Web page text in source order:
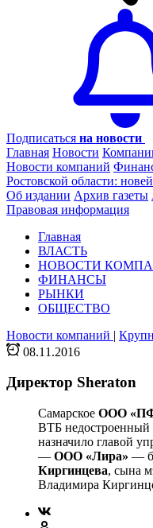
Подписаться на новости
Главная Новости
Новости компаний
Ростовской области:
Об издании Архив газеты
Правовая информация
Главная
ВЛАСТЬ
НОВОСТИ
ФИНАНСЫ
РЫНКИ
ОБЩЕСТВО
Новости компаний |
08.11.2016
Директор Sheraton
Самарское ООО
ВТБ недостроенный
назначило главой
— ООО «Лира» —
Киргинцева, сына
Владимира